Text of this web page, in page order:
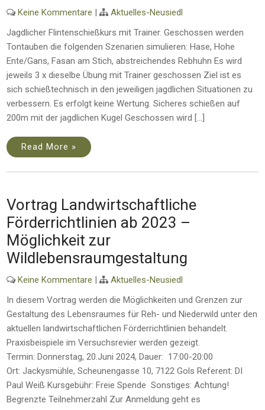
Keine Kommentare |
Aktuelles-Neusiedl
Jagdlicher Flintenschießkurs mit Trainer. Geschossen werden
Tontauben die folgenden Szenarien simulieren: Hase, Hohe
Ente/Gans, Fasan am Stich, abstreichendes Rebhuhn Es wird
jeweils 3 x dieselbe Übung mit Trainer geschossen Ziel ist es
sich schießtechnisch in den jeweiligen jagdlichen Situationen zu
verbessern. Es erfolgt keine Wertung. Sicheres schießen auf
200m mit der jagdlichen Kugel Geschossen wird […]
Read More »
Vortrag Landwirtschaftliche
Förderrichtlinien ab 2023 –
Möglichkeit zur
Wildlebensraumgestaltung
Keine Kommentare |
Aktuelles-Neusiedl
In diesem Vortrag werden die Möglichkeiten und Grenzen zur
Gestaltung des Lebensraumes für Reh- und Niederwild unter den
aktuellen landwirtschaftlichen Förderrichtlinien behandelt.
Praxisbeispiele im Versuchsrevier werden gezeigt.
Termin: Donnerstag, 20.Juni 2024, Dauer: 17:00-20:00
Ort: Jackysmühle, Scheunengasse 10, 7122 Gols Referent: DI
Paul Weiß Kursgebühr: Freie Spende Sonstiges: Achtung!
Begrenzte Teilnehmerzahl Zur Anmeldung geht es